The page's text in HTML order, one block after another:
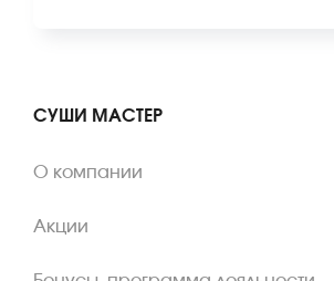
СУШИ МАСТЕР
О компании
Акции